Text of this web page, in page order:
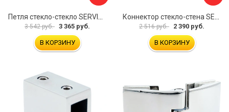
3 542 руб. 3 365 руб.
В КОРЗИНУ
2 516 руб. 2 390 руб.
В КОРЗИНУ